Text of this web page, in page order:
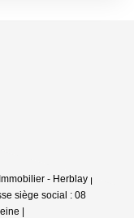
- Herblay |
siège social : 08
|